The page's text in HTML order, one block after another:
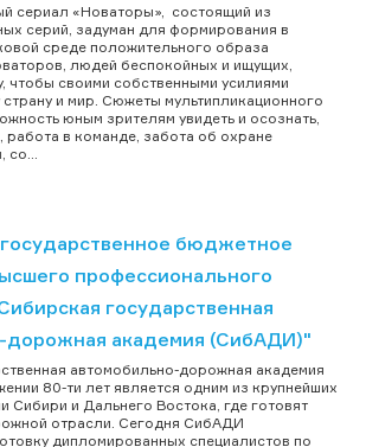
сериал «Новаторы», состоящий из
серий, задуман для формирования в
среде положительного образа
людей беспокойных и ищущих,
чтобы своими собственными усилиями
страну и мир. Сюжеты мультипликационного
юным зрителям увидеть и осознать,
работа в команде, забота об охране
бюджетное
профессионального
государственная
дорожная академия (СибАДИ)"
автомобильно-дорожная академия
80-ти лет является одним из крупнейших
Сибири и Дальнего Востока, где готовят
отрасли. Сегодня СибАДИ
дипломированных специалистов по